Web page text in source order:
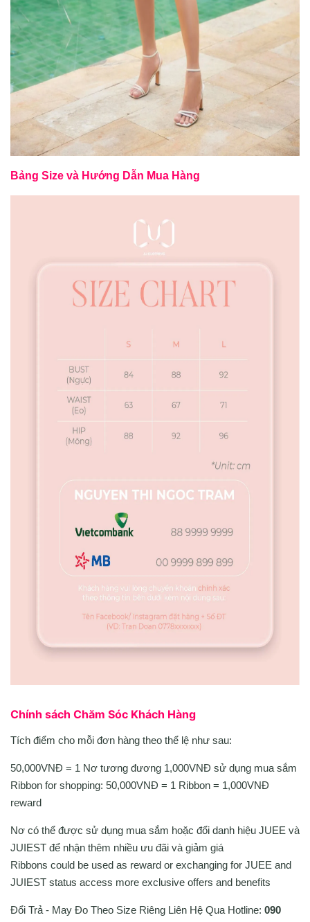
Bảng Size và Hướng Dẫn Mua Hàng
Chính sách Chăm Sóc Khách Hàng
Tích điểm cho mỗi đơn hàng theo thể lệ như sau:
50,000VNĐ = 1 Nơ tương đương 1,000VNĐ sử dụng mua sắm
Ribbon for shopping: 50,000VNĐ = 1 Ribbon = 1,000VNĐ
reward
Nơ có thể được sử dụng mua sắm hoặc đổi danh hiệu JUEE và
JUIEST để nhận thêm nhiều ưu đãi và giảm giá
Ribbons could be used as reward or exchanging for JUEE and
JUIEST status access more exclusive offers and benefits
Đổi Trả - May Đo Theo Size Riêng Liên Hệ Qua Hotline: 090